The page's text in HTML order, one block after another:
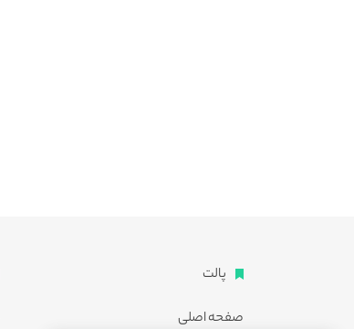
پالت
صفحه اصلی